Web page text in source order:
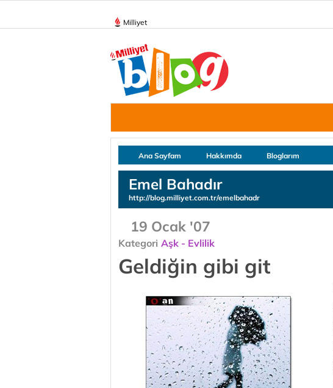
Milliyet
Ana Sayfam Hakkımda Bloglarım
Emel Bahadır
http://blog.milliyet.com.tr/emelbahadr
19 Ocak '07
Kategori Aşk - Evlilik
Geldiğin gibi git